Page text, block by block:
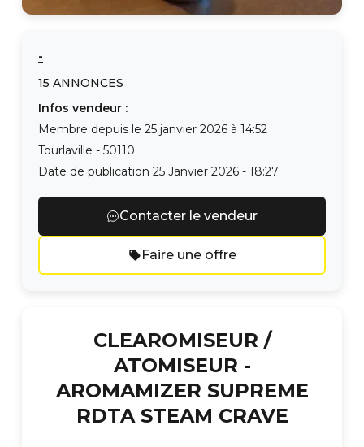
-
15 ANNONCES
Infos vendeur :
Membre depuis le 25 janvier 2026 à 14:52
Tourlaville - 50110
Date de publication 25 Janvier 2026 - 18:27
Contacter le vendeur
Faire une offre
CLEAROMISEUR /
ATOMISEUR -
AROMAMIZER SUPREME
RDTA STEAM CRAVE